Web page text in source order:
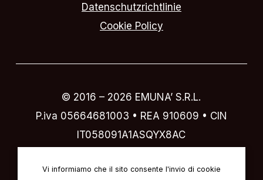
Datenschutzrichtlinie
Cookie Policy
© 2016 – 2026 EMUNA’ S.R.L.
P.iva 05664681003 • REA 910609 • CIN
IT058091A1ASQYX8AC
Vi informiamo che il sito consente l'invio di cookie